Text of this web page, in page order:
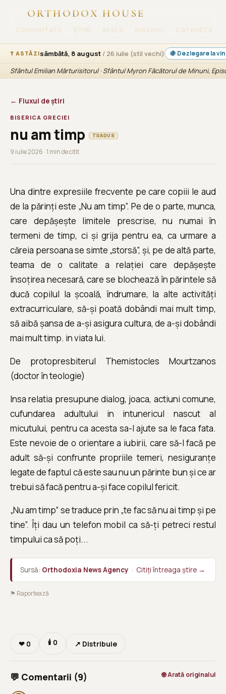
ORTHODOX HOUSE
COMUNITATE ȘTIRI REELS BISERICI CATEHEZĂ
☦ ASTĂZIsâmbătă, 8 august / 26 iulie (stil vechi) 🍇 Dezlegare la
Sfântul Emilian Mărturisitorul · Sfântul Myron Făcătorul de Minuni,
← Fluxul de știri
BISERICA GRECIEI
nu am timp TRADUS
9 iulie 2026 · 1 min de citit
Una dintre expresiile frecvente pe care copiii le aud
de la părinți este „Nu am timp”. Pe de o parte, munca,
care depășește limitele prescrise, nu numai în
termeni de timp, ci și grija pentru ea, ca urmare a
căreia persoana se simte „storsă”, și, pe de altă parte,
teama de o calitate a relației care depășește
însoțirea necesară, care se blochează în părintele să
ducă copilul la școală, îndrumare, la alte activități
extracurriculare, să-și poată dobândi mai mult timp,
să aibă șansa de a-și asigura cultura, de a-și dobândi
mai mult timp. in viata lui.
De protopresbiterul Themistocles Mourtzanos
(doctor în teologie)
Insa relatia presupune dialog, joaca, actiuni comune,
cufundarea adultului in intunericul nascut al
micutului, pentru ca acesta sa-l ajute sa le faca fata.
Este nevoie de o orientare a iubirii, care să-l facă pe
adult să-și confrunte propriile temeri, nesiguranțe
legate de faptul că este sau nu un părinte bun și ce ar
trebui să facă pentru a-și face copilul fericit.
„Nu am timp” se traduce prin „te fac să nu ai timp și pe
tine”. Îți dau un telefon mobil ca să-ți petreci restul
timpului ca să poți...
Sursă: Orthodoxia News Agency · Citiți întreaga știre →
⚑ Raportează
❤ 0 🕯 0 ↗ Distribuie
💬 Comentarii (9) 🌐 Arată originalul